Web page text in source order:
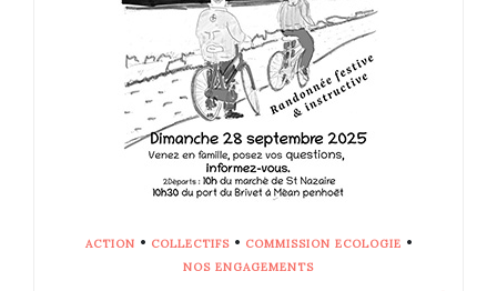
ACTION • COLLECTIFS• COMMISSION ECOLOGIE •
NOS ENGAGEMENTS